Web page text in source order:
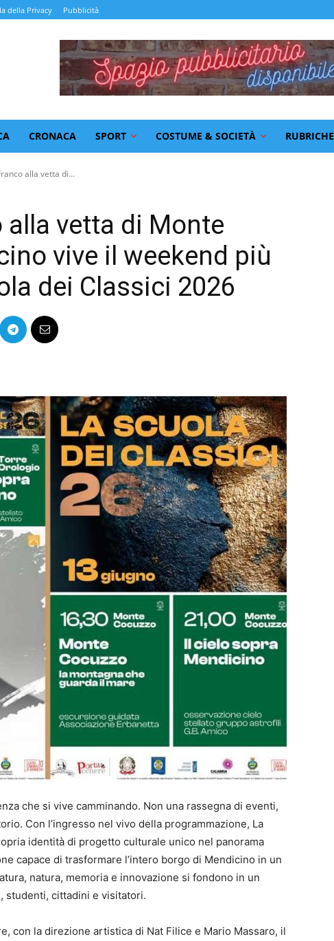
della Privacy Pubblicità
CRONACA SPORT COSTUME & SOCIETÀ RUBRICHE
alla vetta di...
alla vetta di Monte
vive il weekend più
dei Classici 2026
che si vive camminando. Non una rassegna di eventi,
Con l’ingresso nel vivo della programmazione, La
identità di progetto culturale unico nel panorama
capace di trasformare l’intero borgo di Mendicino in un
natura, memoria e innovazione si fondono in un
studenti, cittadini e visitatori.
con la direzione artistica di Nat Filice e Mario Massaro, il